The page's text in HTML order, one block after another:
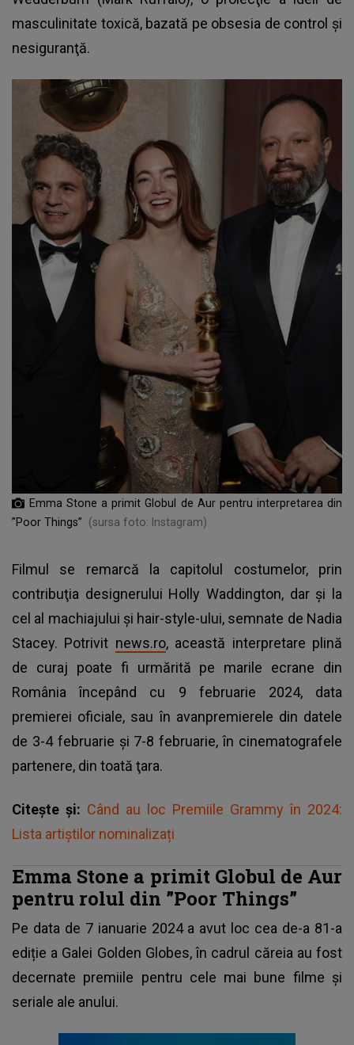
masculinitate toxică, bazată pe obsesia de control şi
nesiguranţă.
Emma Stone a primit Globul de Aur pentru interpretarea din
”Poor Things”
(sursa foto: Instagram)
Filmul se remarcă la capitolul costumelor, prin
contribuţia designerului Holly Waddington, dar şi la
cel al machiajului şi hair-style-ului, semnate de Nadia
Stacey. Potrivit news.ro, această interpretare plină
de curaj poate fi urmărită pe marile ecrane din
România începând cu 9 februarie 2024, data
premierei oficiale, sau în avanpremierele din datele
de 3-4 februarie şi 7-8 februarie, în cinematografele
partenere, din toată ţara.
Citește și: Când au loc Premiile Grammy în 2024:
Lista artiștilor nominalizați
Emma Stone a primit Globul de Aur
pentru rolul din ”Poor Things”
Pe data de 7 ianuarie 2024 a avut loc cea de-a 81-a
ediție a Galei Golden Globes, în cadrul căreia au fost
decernate premiile pentru cele mai bune filme și
seriale ale anului.